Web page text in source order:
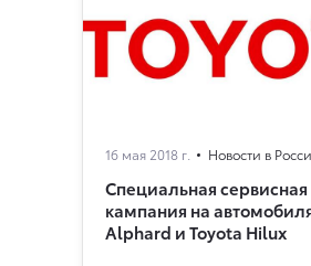
16 мая 2018 г. Новости в
Специальная сервисная
кампания на
Alphard и Toyota Hilux